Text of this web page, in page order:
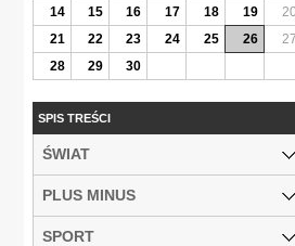
14
15 16 17 18 19
20
21
22 23 24 25 26
27
28
29 30
SPIS TREŚCI
ŚWIAT
PLUS MINUS
SPORT